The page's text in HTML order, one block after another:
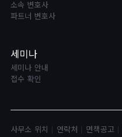
소속 변호사
파트너 변호사
세미나
세미나 안내
접수 확인
사무소 위치 연락처 면책공고